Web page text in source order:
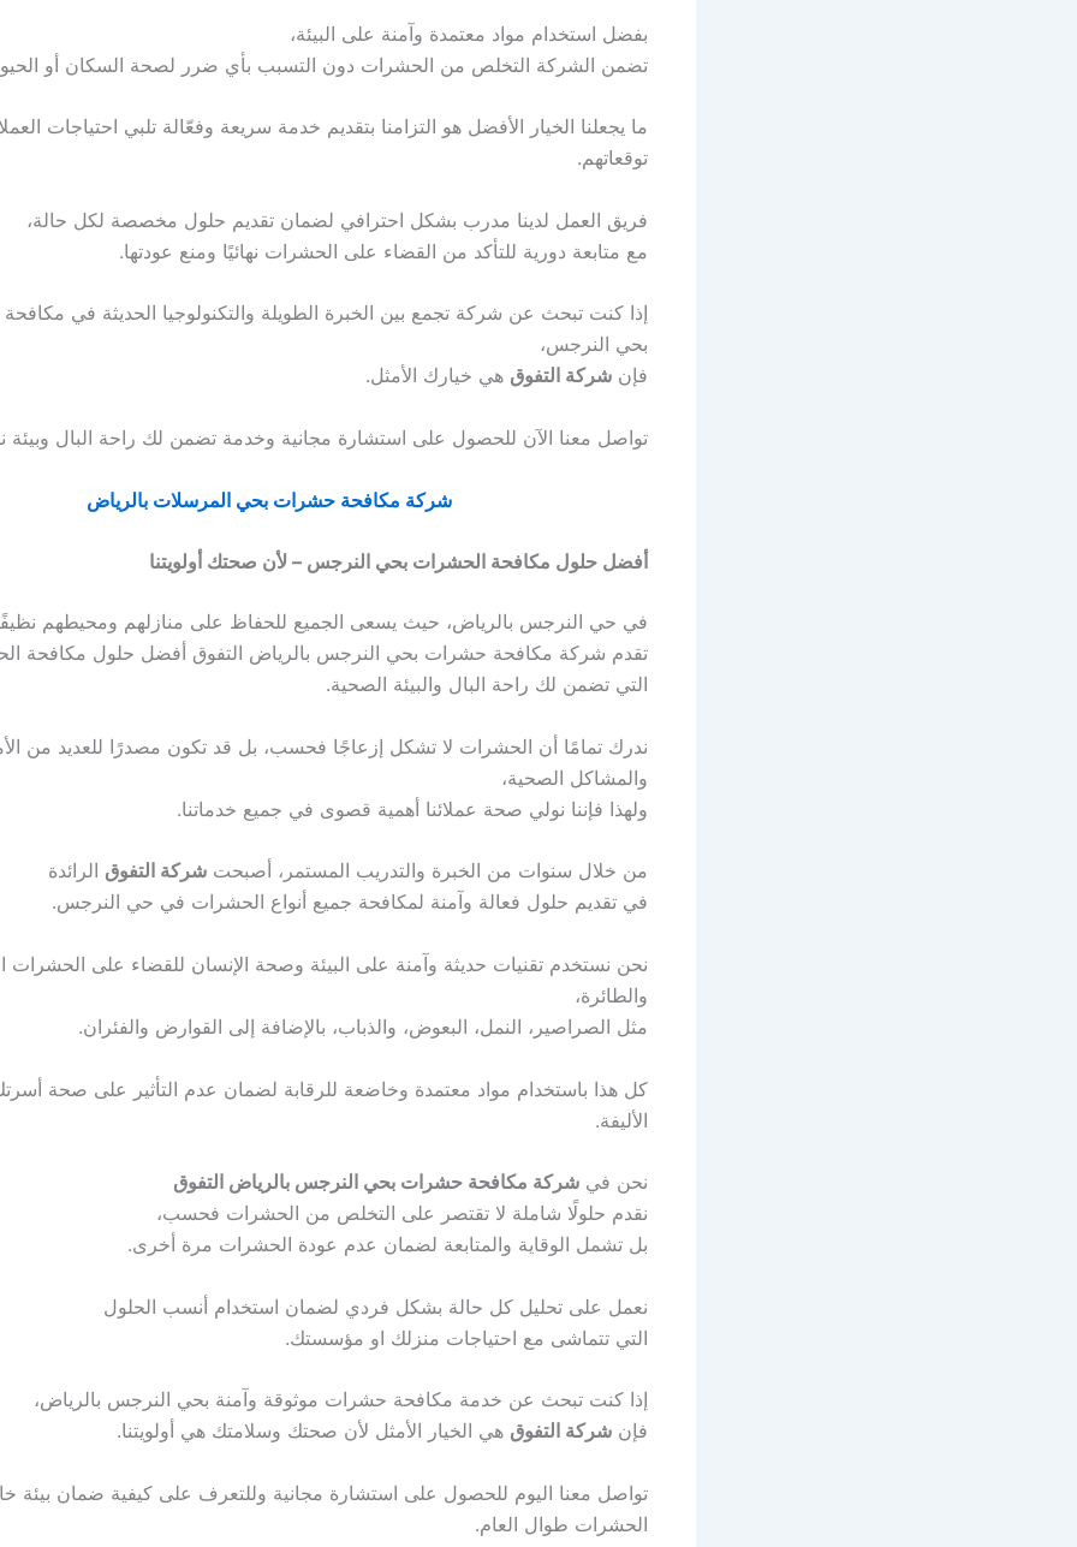
بفضل استخدام مواد معتمدة وآمنة على البيئة،
تضمن الشركة التخلص من الحشرات دون التسبب بأي ضرر لصحة السكان أو
ما يجعلنا الخيار الأفضل هو التزامنا بتقديم خدمة سريعة وفعّالة تلبي احتياجات
توقعاتهم.
فريق العمل لدينا مدرب بشكل احترافي لضمان تقديم حلول مخصصة لكل حالة،
مع متابعة دورية للتأكد من القضاء على الحشرات نهائيًا ومنع عودتها.
إذا كنت تبحث عن شركة تجمع بين الخبرة الطويلة والتكنولوجيا الحديثة في
بحي النرجس،
فإن شركة التفوق هي خيارك الأمثل.
تواصل معنا الآن للحصول على استشارة مجانية وخدمة تضمن لك راحة البال وبيئة
شركة مكافحة حشرات بحي المرسلات بالرياض
أفضل حلول مكافحة الحشرات بحي النرجس – لأن صحتك أولويتنا
في حي النرجس بالرياض، حيث يسعى الجميع للحفاظ على منازلهم ومحيطهم نظيفًا
تقدم شركة مكافحة حشرات بحي النرجس بالرياض التفوق أفضل حلول مكافحة
التي تضمن لك راحة البال والبيئة الصحية.
ندرك تمامًا أن الحشرات لا تشكل إزعاجًا فحسب، بل قد تكون مصدرًا للعديد من
والمشاكل الصحية،
ولهذا فإننا نولي صحة عملائنا أهمية قصوى في جميع خدماتنا.
من خلال سنوات من الخبرة والتدريب المستمر، أصبحت شركة التفوق الرائدة
في تقديم حلول فعالة وآمنة لمكافحة جميع أنواع الحشرات في حي النرجس.
نحن نستخدم تقنيات حديثة وآمنة على البيئة وصحة الإنسان للقضاء على الحشرات
والطائرة،
مثل الصراصير، النمل، البعوض، والذباب، بالإضافة إلى القوارض والفئران.
كل هذا باستخدام مواد معتمدة وخاضعة للرقابة لضمان عدم التأثير على صحة
الأليفة.
نحن في شركة مكافحة حشرات بحي النرجس بالرياض التفوق
نقدم حلولًا شاملة لا تقتصر على التخلص من الحشرات فحسب،
بل تشمل الوقاية والمتابعة لضمان عدم عودة الحشرات مرة أخرى.
نعمل على تحليل كل حالة بشكل فردي لضمان استخدام أنسب الحلول
التي تتماشى مع احتياجات منزلك او مؤسستك.
إذا كنت تبحث عن خدمة مكافحة حشرات موثوقة وآمنة بحي النرجس بالرياض،
فإن شركة التفوق هي الخيار الأمثل لأن صحتك وسلامتك هي أولويتنا.
تواصل معنا اليوم للحصول على استشارة مجانية وللتعرف على كيفية ضمان بيئة
الحشرات طوال العام.